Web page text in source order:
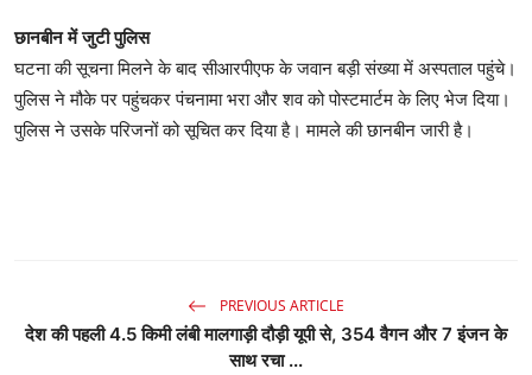
छानबीन में जुटी पुलिस
घटना की सूचना मिलने के बाद सीआरपीएफ के जवान बड़ी संख्या में अस्पताल पहुंचे।
पुलिस ने मौके पर पहुंचकर पंचनामा भरा और शव को पोस्टमार्टम के लिए भेज दिया।
पुलिस ने उसके परिजनों को सूचित कर दिया है। मामले की छानबीन जारी है।
PREVIOUS ARTICLE
देश की पहली 4.5 किमी लंबी मालगाड़ी दौड़ी यूपी से, 354 वैगन और 7 इंजन के
साथ रचा ...